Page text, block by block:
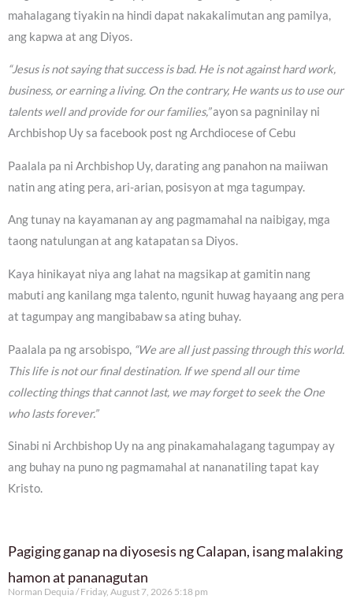
mahalagang tiyakin na hindi dapat nakakalimutan ang pamilya,
ang kapwa at ang Diyos.
“Jesus is not saying that success is bad. He is not against hard work,
business, or earning a living. On the contrary, He wants us to use our
talents well and provide for our families,”ayon sa pagninilay ni
Archbishop Uy sa facebook post ng Archdiocese of Cebu
Paalala pa ni Archbishop Uy, darating ang panahon na maiiwan
natin ang ating pera, ari-arian, posisyon at mga tagumpay.
Ang tunay na kayamanan ay ang pagmamahal na naibigay, mga
taong natulungan at ang katapatan sa Diyos.
Kaya hinikayat niya ang lahat na magsikap at gamitin nang
mabuti ang kanilang mga talento, ngunit huwag hayaang ang pera
at tagumpay ang mangibabaw sa ating buhay.
Paalala pa ng arsobispo, “We are all just passing through this world.
This life is not our final destination. If we spend all our time
collecting things that cannot last, we may forget to seek the One
who lasts forever.”
Sinabi ni Archbishop Uy na ang pinakamahalagang tagumpay ay
ang buhay na puno ng pagmamahal at nananatiling tapat kay
Kristo.
Pagiging ganap na diyosesis ng Calapan, isang malaking
hamon at pananagutan
Norman Dequia Friday, August 7, 2026 5:18 pm